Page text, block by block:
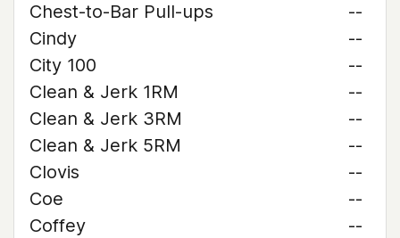
Chest-to-Bar Pull-ups
--
Cindy
--
City 100
--
Clean & Jerk 1RM
--
Clean & Jerk 3RM
--
Clean & Jerk 5RM
--
Clovis
--
Coe
--
Coffey
--